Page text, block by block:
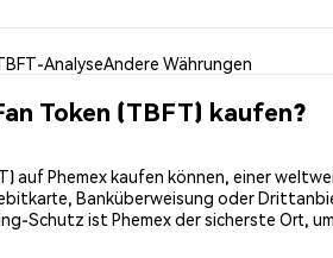
AnalyseAndere Währungen
Token (TBFT) kaufen?
auf Phemex kaufen können, einer
Banküberweisung oder
Schutz ist Phemex der sicherste Ort,